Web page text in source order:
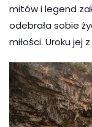
mitów i legend
odebrała sobie
miłości. Uroku jej